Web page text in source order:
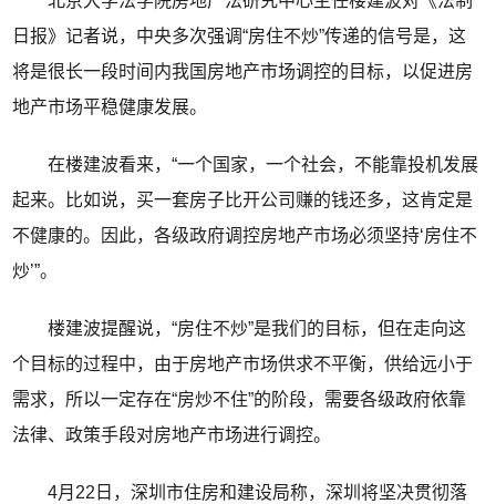
日报》记者说，中央多次强调“房住不炒”传递的信号是，这
将是很长一段时间内我国房地产市场调控的目标，以促进房
地产市场平稳健康发展。
在楼建波看来，“一个国家，一个社会，不能靠投机发展
起来。比如说，买一套房子比开公司赚的钱还多，这肯定是
不健康的。因此，各级政府调控房地产市场必须坚持‘房住不
炒’”。
楼建波提醒说，“房住不炒”是我们的目标，但在走向这
个目标的过程中，由于房地产市场供求不平衡，供给远小于
需求，所以一定存在“房炒不住”的阶段，需要各级政府依靠
法律、政策手段对房地产市场进行调控。
4月22日，深圳市住房和建设局称，深圳将坚决贯彻落